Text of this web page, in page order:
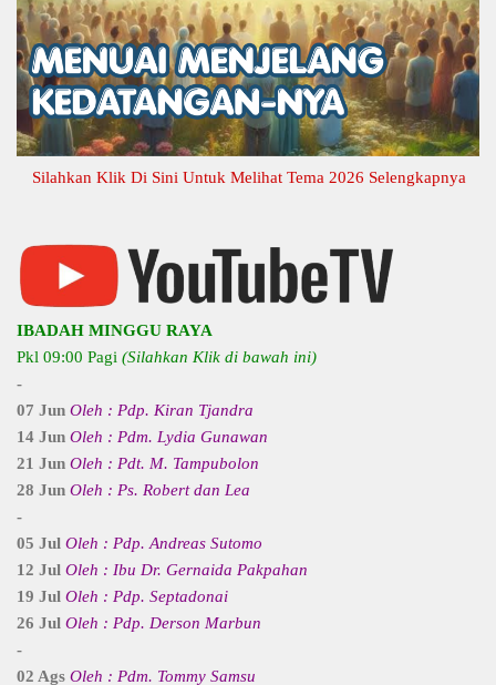
Klik Di Sini Untuk Melihat Tema 2026 Selengkapnya
IBADAH MINGGU RAYA
Pkl 09:00 Pagi (Silahkan Klik di bawah ini)
-
07 Jun Oleh : Pdp. Kiran Tjandra
14 Jun Oleh : Pdm. Lydia Gunawan
21 Jun Oleh : Pdt. M. Tampubolon
28 Jun Oleh : Ps. Robert dan Lea
-
05 Jul Oleh : Pdp. Andreas Sutomo
12 Jul Oleh : Ibu Dr. Gernaida Pakpahan
19 Jul Oleh : Pdp. Septadonai
26 Jul Oleh : Pdp. Derson Marbun
-
02 Ags Oleh : Pdm. Tommy Samsu